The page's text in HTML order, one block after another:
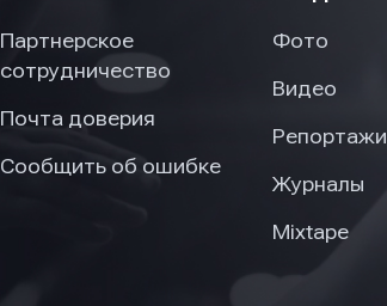
Партнерское
сотрудничество
Почта доверия
Сообщить об ошибке
Фото
Видео
Репортажи
Журналы
Mixtape